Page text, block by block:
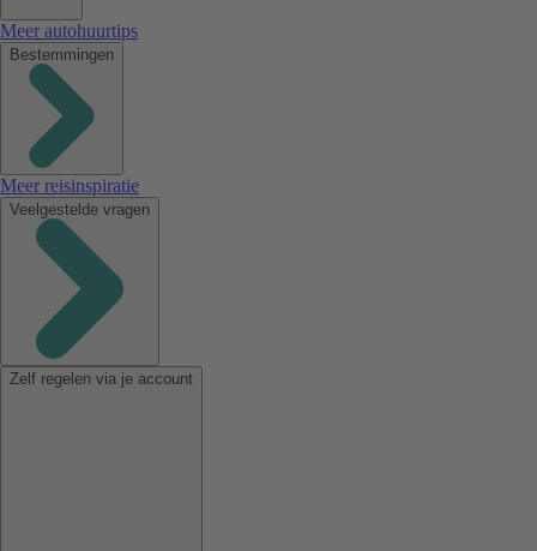
Meer autohuurtips
Bestemmingen
Meer reisinspiratie
Veelgestelde vragen
Zelf regelen via je account